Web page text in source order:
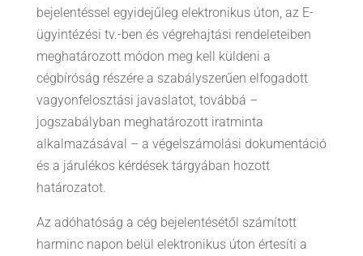
bejelentéssel egyidejűleg elektronikus úton, az E-
ügyintézési tv.-ben és végrehajtási rendeleteiben
meghatározott módon meg kell küldeni a
cégbíróság részére a szabályszerűen elfogadott
vagyonfelosztási javaslatot, továbbá –
jogszabályban meghatározott iratminta
alkalmazásával – a végelszámolási dokumentáció
és a járulékos kérdések tárgyában hozott
határozatot.
Az adóhatóság a cég bejelentésétől számított
harminc napon belül elektronikus úton értesíti a